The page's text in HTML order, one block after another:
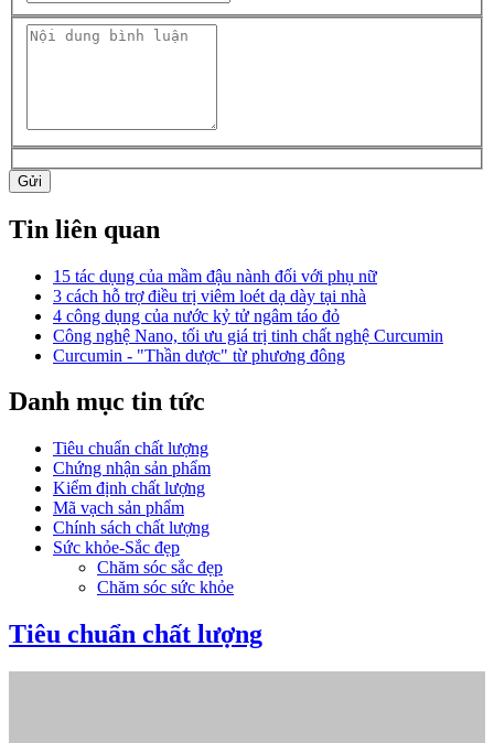
Gửi
Tin liên quan
15 tác dụng của mầm đậu nành đối với phụ nữ
3 cách hỗ trợ điều trị viêm loét dạ dày tại nhà
4 công dụng của nước kỷ tử ngâm táo đỏ
Công nghệ Nano, tối ưu giá trị tinh chất nghệ Curcumin
Curcumin - "Thần dược" từ phương đông
Danh mục tin tức
Tiêu chuẩn chất lượng
Chứng nhận sản phẩm
Kiểm định chất lượng
Mã vạch sản phẩm
Chính sách chất lượng
Sức khỏe-Sắc đẹp
Chăm sóc sắc đẹp
Chăm sóc sức khỏe
Tiêu chuẩn chất lượng